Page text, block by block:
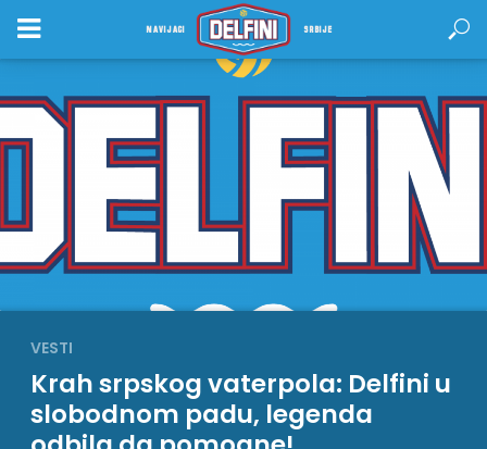
NAVIJACI SRBIJE
VESTI
Krah srpskog vaterpola: Delfini u
slobodnom padu, legenda